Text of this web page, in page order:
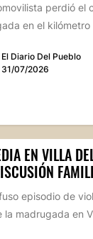
perdió el
en el
El Diario Del Pueblo
31/07/2026
EN VILLA
episodio de
la madrugada en